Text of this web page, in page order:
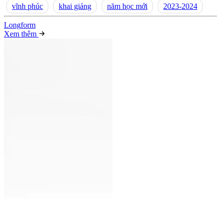
vĩnh phúc
khai giảng năm học mới 2023-2024
Longform
Xem thêm